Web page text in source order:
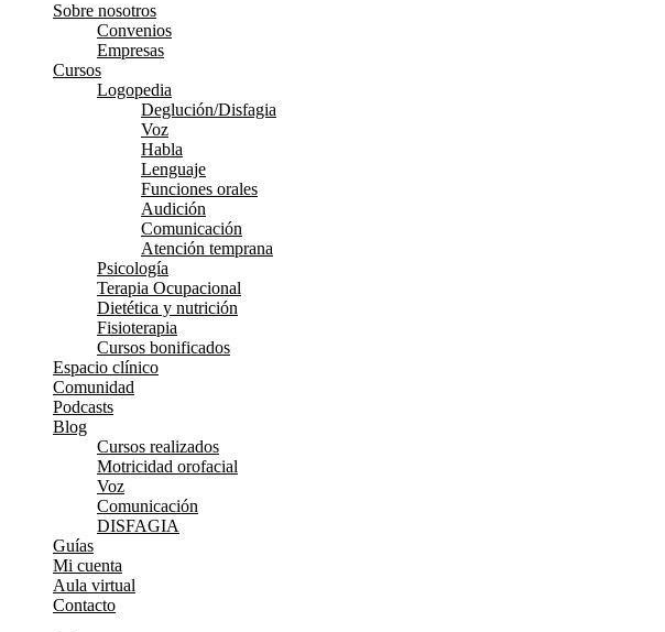
Sobre nosotros
Convenios
Empresas
Cursos
Logopedia
Deglución/Disfagia
Voz
Habla
Lenguaje
Funciones orales
Audición
Comunicación
Atención temprana
Psicología
Terapia Ocupacional
Dietética y nutrición
Fisioterapia
Cursos bonificados
Espacio clínico
Comunidad
Podcasts
Blog
Cursos realizados
Motricidad orofacial
Voz
Comunicación
DISFAGIA
Guías
Mi cuenta
Aula virtual
Contacto